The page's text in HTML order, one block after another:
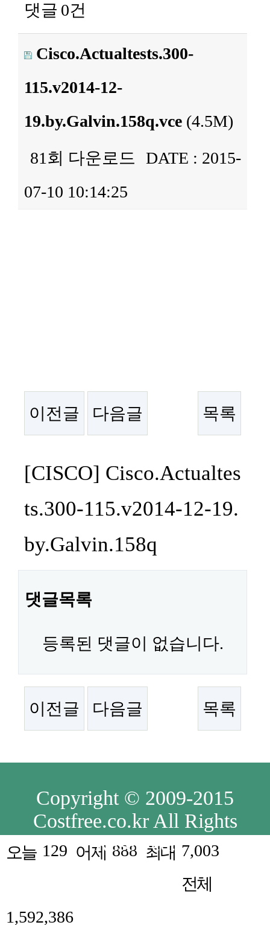
댓글 0건
Cisco.Actualtests.300-
115.v2014-12-
19.by.Galvin.158q.vce (4.5M)
81회 다운로드
DATE : 2015-
07-10 10:14:25
이전글 다음글 목록
본문
[CISCO] Cisco.Actualtes
ts.300-115.v2014-12-19.
by.Galvin.158q
댓글목록
등록된 댓글이 없습니다.
이전글 다음글 목록
Copyright © 2009-2015
Costfree.co.kr All Rights
Reserved.
오늘 129 어제 888 최대 7,003
전체
1,592,386